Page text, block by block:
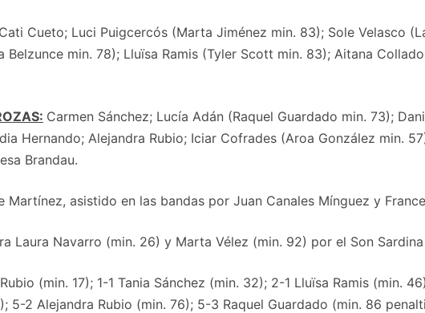
Cati Cueto; Luci Puigcercós (Marta Jiménez min. 83); Sole Velasco
Belzunce min. 78); Lluïsa Ramis (Tyler Scott min. 83); Aitana
Carmen Sánchez; Lucía Adán (Raquel Guardado min. 73);
Hernando; Alejandra Rubio; Iciar Cofrades (Aroa González min.
Brandau.
Martínez, asistido en las bandas por Juan Canales Mínguez y
Laura Navarro (min. 26) y Marta Vélez (min. 92) por el Son
(min. 17); 1-1 Tania Sánchez (min. 32); 2-1 Lluïsa Ramis (min.
5-2 Alejandra Rubio (min. 76); 5-3 Raquel Guardado (min. 86